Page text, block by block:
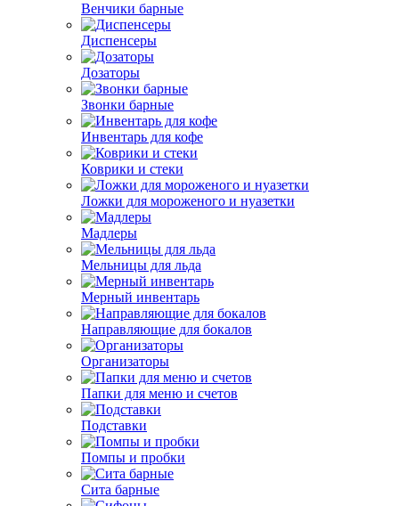
Венчики барные
Диспенсеры
Дозаторы
Звонки барные
Инвентарь для кофе
Коврики и стеки
Ложки для мороженого и нуазетки
Мадлеры
Мельницы для льда
Мерный инвентарь
Направляющие для бокалов
Организаторы
Папки для меню и счетов
Подставки
Помпы и пробки
Сита барные